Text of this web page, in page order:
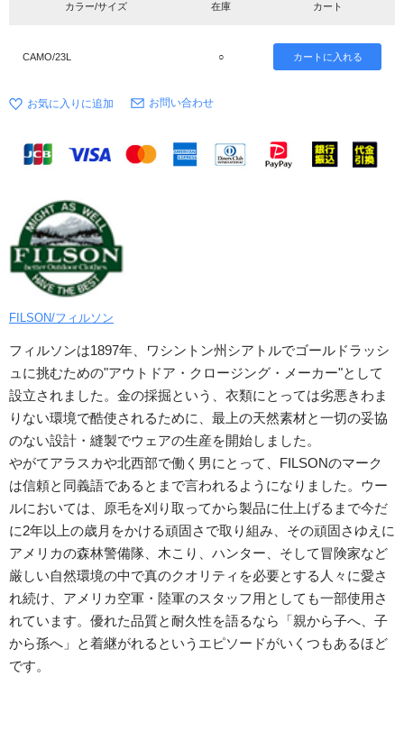
カラー/サイズ 在庫 カート
CAMO/23L ○
お問い合わせ
FILSON/フィルソン
フィルソンは1897年、ワシントン州シアトルでゴールドラッシ
ュに挑むための"アウトドア・クロージング・メーカー"として
設立されました。金の採掘という、衣類にとっては劣悪きわま
りない環境で酷使されるために、最上の天然素材と一切の妥協
のない設計・縫製でウェアの生産を開始しました。
やがてアラスカや北西部で働く男にとって、FILSONのマーク
は信頼と同義語であるとまで言われるようになりました。ウー
ルにおいては、原毛を刈り取ってから製品に仕上げるまで今だ
に2年以上の歳月をかける頑固さで取り組み、その頑固さゆえに
アメリカの森林警備隊、木こり、ハンター、そして冒険家など
厳しい自然環境の中で真のクオリティを必要とする人々に愛さ
れ続け、アメリカ空軍・陸軍のスタッフ用としても一部使用さ
れています。優れた品質と耐久性を語るなら「親から子へ、子
から孫へ」と着継がれるというエピソードがいくつもあるほど
です。